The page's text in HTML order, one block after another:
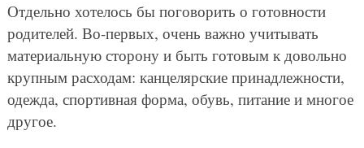
Отдельно хотелось бы поговорить о готовности
родителей. Во-первых, очень важно учитывать
материальную сторону и быть готовым к довольно
крупным расходам: канцелярские принадлежности,
одежда, спортивная форма, обувь, питание и многое
другое.